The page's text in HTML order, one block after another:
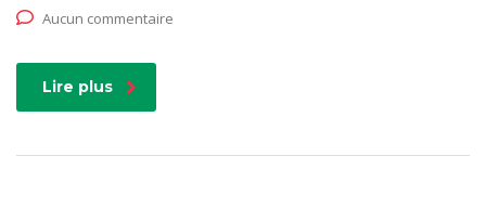
Aucun commentaire
Lire plus